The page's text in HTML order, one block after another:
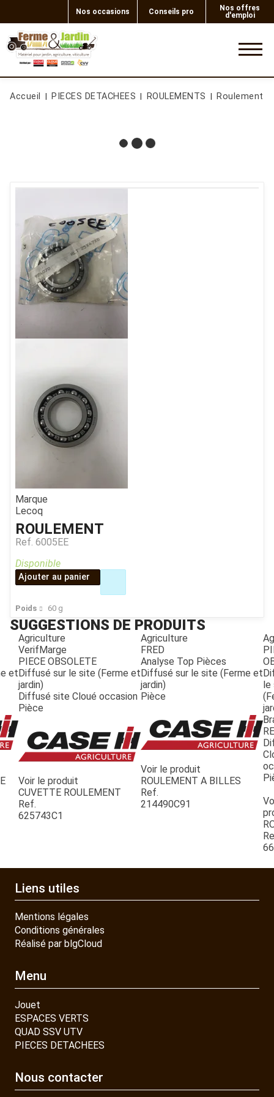
Nos occasions Conseils pro
Nos offres
d'emploi
ESPACES VERTS
QUAD SSV UTV
PIECES DETACHEES
Accueil PIECES DETACHEES ROULEMENTS Roulement
ROULEMENT
Ref. 6005EE
Marque
Lecoq
Poids 60 g
Disponible
Ajouter au panier
SUGGESTIONS DE PRODUITS
et
Agriculture
VerifMarge
PIECE OBSOLETE
Diffusé sur le site (Ferme et
jardin)
Diffusé site Cloué occasion
Pièce
Voir le produit
CUVETTE ROULEMENT
Ref.
625743C1
Agriculture
FRED
Analyse Top Pièces
Diffusé sur le site (Ferme et
jardin)
Pièce
Voir le produit
ROULEMENT A BILLES
Ref.
214490C91
le
Liens utiles
Mentions légales
Conditions générales
Réalisé par blgCloud
Menu
Jouet
ESPACES VERTS
QUAD SSV UTV
PIECES DETACHEES
Nous contacter